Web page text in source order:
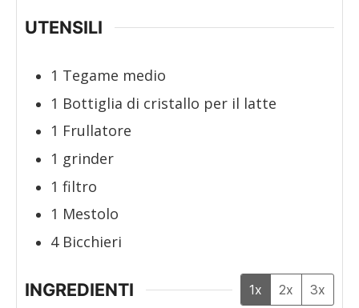
UTENSILI
1 Tegame medio
1 Bottiglia di cristallo per il latte
1 Frullatore
1 grinder
1 filtro
1 Mestolo
4 Bicchieri
INGREDIENTI 1x 2x 3x